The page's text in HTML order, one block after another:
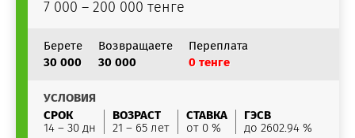
7 000 – 200 000 тенге
Берете
30 000
Возвращаете
30 000
Переплата
0 тенге
УСЛОВИЯ
СРОК
14 – 30 дн
ВОЗРАСТ
21 – 65 лет
СТАВКА
от 0 %
ГЭСВ
до 2602.94 %